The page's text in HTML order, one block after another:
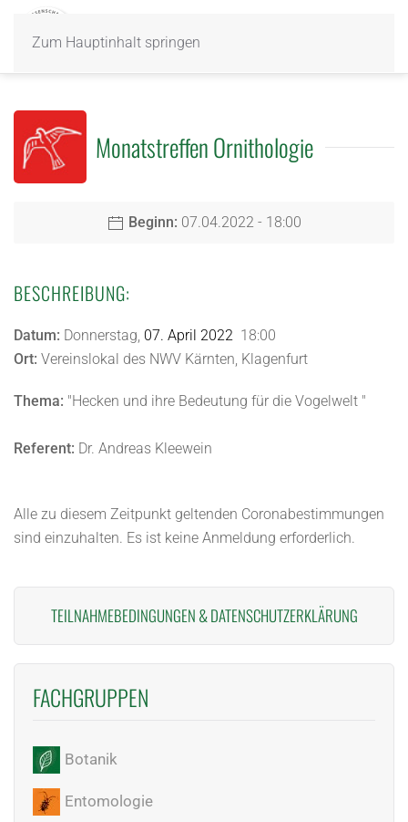
Zum Hauptinhalt springen
FACHGRUPPEN
Botanik
Entomologie
Monatstreffen Ornithologie
Beginn: 07.04.2022 - 18:00
BESCHREIBUNG:
Datum: Donnerstag, 07. April 2022 18:00
Ort: Vereinslokal des NWV Kärnten, Klagenfurt
Thema: "Hecken und ihre Bedeutung für die Vogelwelt "
Referent: Dr. Andreas Kleewein
Alle zu diesem Zeitpunkt geltenden Coronabestimmungen
sind einzuhalten. Es ist keine Anmeldung erforderlich.
TEILNAHMEBEDINGUNGEN &DATENSCHUTZERKLÄRUNG